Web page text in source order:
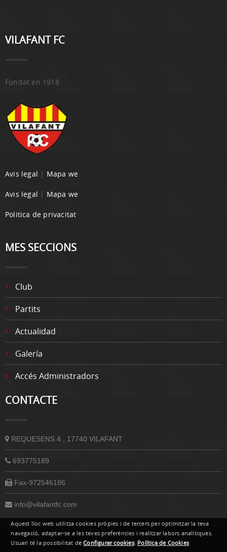
VILAFANT FC
Fundat en 1918
Avis legal | Mapa we
Avis legal | Mapa we
Politica de privacitat
MES SECCIONS
Club
Partits
Actualidad
Galería
Accés Administradors
CONTACTE
REQUESENS 4 , 17740 VILAFANT
693775189
Fax-972546186
info@vilafantfc.com
© Grupoweb Deportiva SL
Aquest lloc web utilitza cookies própies i de tercers per optimitzar la teva
navegació, adaptar-se a les teves preferéncies i realitzar labors analítiques.
Usuari té la possibilitat deConfigurar cookies.Política de Cookies